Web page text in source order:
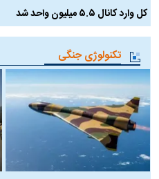
کل وارد کانال ۵.۵ میلیون واحد شد
تکنولوژی جنگی